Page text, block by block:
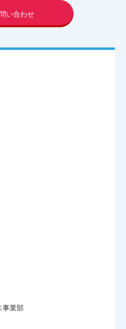
い合わせ
事業部